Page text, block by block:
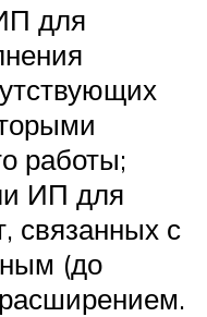
для
работы;
ИП для
связанных с
(до